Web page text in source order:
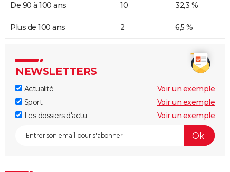
De 90 à 100 ans 10 32,3 %
Plus de 100 ans 2 6,5 %
NEWSLETTERS
Actualité
Voir un exemple
Sport
Voir un exemple
Les dossiers d'actu
Voir un exemple